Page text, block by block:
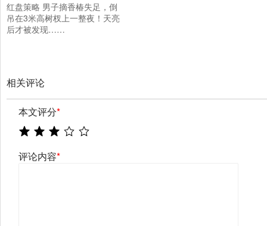
红盘策略 男子摘香椿失足，倒
吊在3米高树杈上一整夜！天亮
后才被发现……
相关评论
本文评分*
评论内容*